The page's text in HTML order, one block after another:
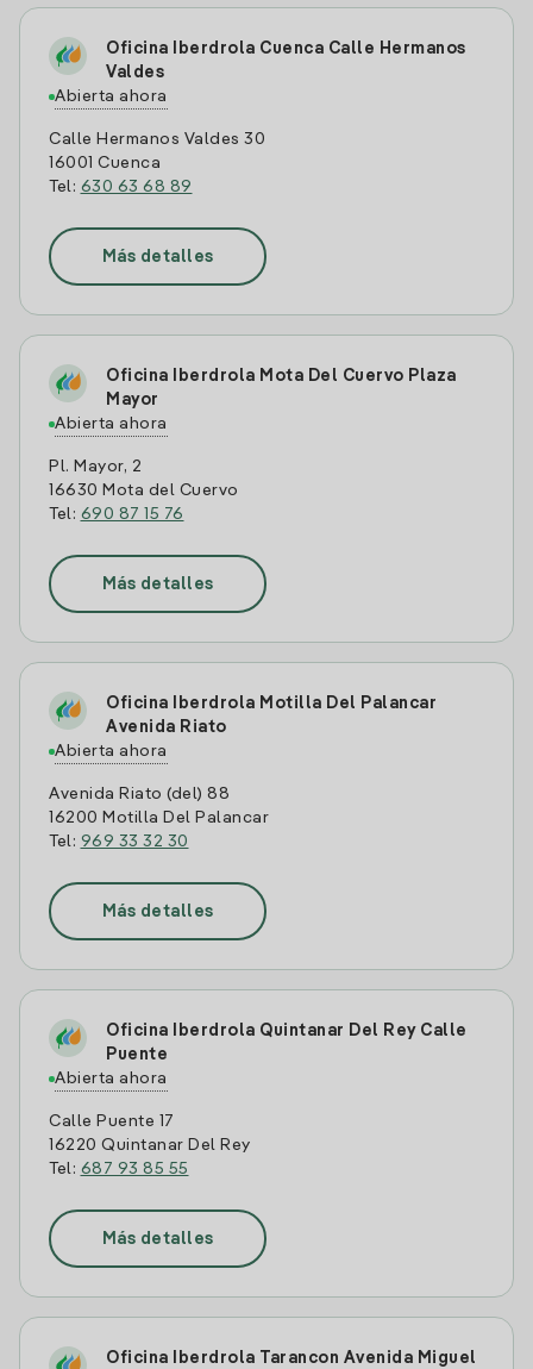
Oficina Iberdrola Cuenca Calle Hermanos
Valdes
Abierta ahora
Calle Hermanos Valdes 30
16001 Cuenca
Tel: 630 63 68 89
Más detalles
Oficina Iberdrola Mota Del Cuervo Plaza
Mayor
Abierta ahora
Pl. Mayor, 2
16630 Mota del Cuervo
Tel: 690 87 15 76
Más detalles
Oficina Iberdrola Motilla Del Palancar
Avenida Riato
Abierta ahora
Avenida Riato (del) 88
16200 Motilla Del Palancar
Tel: 969 33 32 30
Más detalles
Oficina Iberdrola Quintanar Del Rey Calle
Puente
Abierta ahora
Calle Puente 17
16220 Quintanar Del Rey
Tel: 687 93 85 55
Más detalles
Oficina Iberdrola Tarancon Avenida Miguel